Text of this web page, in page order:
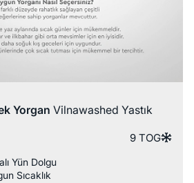
Yorgan Vilnawashed Yastık
9 TOG
Yün Dolgu
Sıcaklık